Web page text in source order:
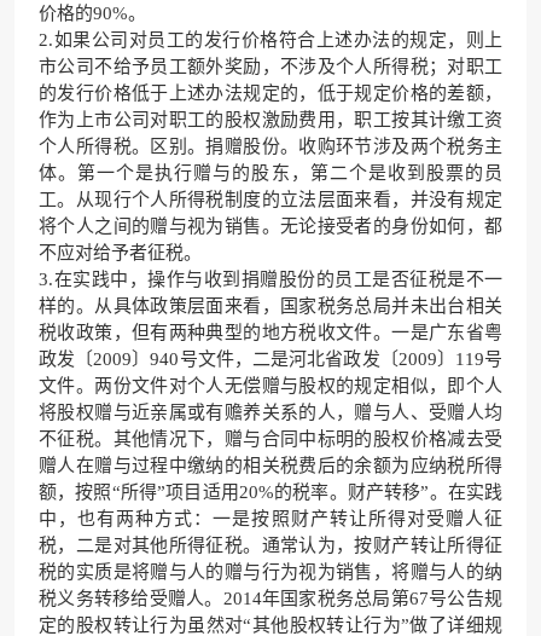
价格的90%。
2.如果公司对员工的发行价格符合上述办法的规定，则上
市公司不给予员工额外奖励，不涉及个人所得税；对职工
的发行价格低于上述办法规定的，低于规定价格的差额，
作为上市公司对职工的股权激励费用，职工按其计缴工资
个人所得税。区别。捐赠股份。收购环节涉及两个税务主
体。第一个是执行赠与的股东，第二个是收到股票的员
工。从现行个人所得税制度的立法层面来看，并没有规定
将个人之间的赠与视为销售。无论接受者的身份如何，都
不应对给予者征税。
3.在实践中，操作与收到捐赠股份的员工是否征税是不一
样的。从具体政策层面来看，国家税务总局并未出台相关
税收政策，但有两种典型的地方税收文件。一是广东省粤
政发〔2009〕940号文件，二是河北省政发〔2009〕119号
文件。两份文件对个人无偿赠与股权的规定相似，即个人
将股权赠与近亲属或有赡养关系的人，赠与人、受赠人均
不征税。其他情况下，赠与合同中标明的股权价格减去受
赠人在赠与过程中缴纳的相关税费后的余额为应纳税所得
额，按照“所得”项目适用20%的税率。财产转移”。在实践
中，也有两种方式：一是按照财产转让所得对受赠人征
税，二是对其他所得征税。通常认为，按财产转让所得征
税的实质是将赠与人的赠与行为视为销售，将赠与人的纳
税义务转移给受赠人。2014年国家税务总局第67号公告规
定的股权转让行为虽然对“其他股权转让行为”做了详细规